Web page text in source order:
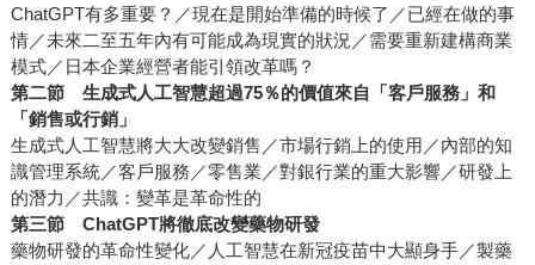
ChatGPT有多重要？／現在是開始準備的時候了／已經在做的事
情／未來二至五年內有可能成為現實的狀況／需要重新建構商業
模式／日本企業經營者能引領改革嗎？
第二節 生成式人工智慧超過75％的價值來自「客戶服務」和
「銷售或行銷」
生成式人工智慧將大大改變銷售／市場行銷上的使用／內部的知
識管理系統／客戶服務／零售業／對銀行業的重大影響／研發上
的潛力／共識：變革是革命性的
第三節 ChatGPT將徹底改變藥物研發
藥物研發的革命性變化／人工智慧在新冠疫苗中大顯身手／製藥